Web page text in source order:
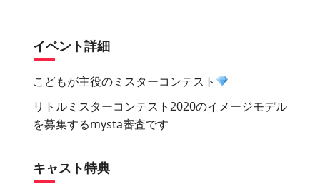
イベント詳細
こどもが主役のミスターコンテスト
リトルミスターコンテスト2020のイメージモデル
を募集するmysta審査です
キャスト特典